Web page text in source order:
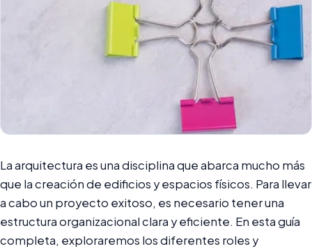
La arquitectura es una disciplina que abarca mucho más
que la creación de edificios y espacios físicos. Para llevar
a cabo un proyecto exitoso, es necesario tener una
estructura organizacional clara y eficiente. En esta guía
completa, exploraremos los diferentes roles y